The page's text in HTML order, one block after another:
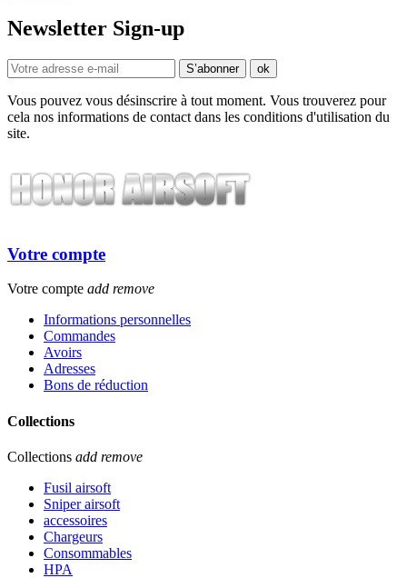
Newsletter Sign-up
Vous pouvez vous désinscrire à tout moment. Vous trouverez pour
cela nos informations de contact dans les conditions d'utilisation du
site.
Votre compte
Votre compte add remove
Informations personnelles
Commandes
Avoirs
Adresses
Bons de réduction
Collections
Collections add remove
Fusil airsoft
Sniper airsoft
accessoires
Chargeurs
Consommables
HPA